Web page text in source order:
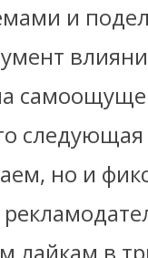
и
следующая
но и